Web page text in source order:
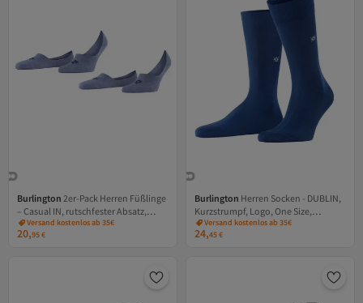
Burlington 2er-Pack Herren Füßlinge
– Casual IN, rutschfester Absatz,
Einfarbig
Versand kostenlos ab 35€
20,95€
Burlington Herren Socken - DUBLIN,
Kurzstrumpf, Logo, One Size,
einfarbig
Versand kostenlos ab 35€
24,45€